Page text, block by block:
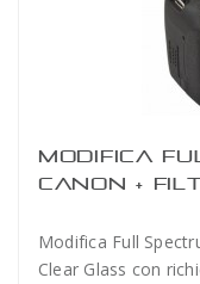
MODIFICA
CANON +
Modifica Full
Clear Glass con